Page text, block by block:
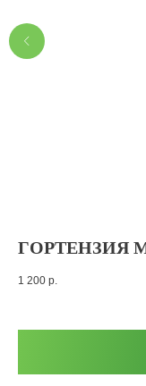
ГОРТЕНЗИЯ
1 200 р.